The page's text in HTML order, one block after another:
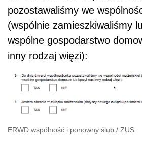
pozostawaliśmy we
(wspólnie zamieszkiwaliśmy
wspólne gospodarstwo
inny rodzaj więzi):
ERWD wspólność i ponowny ślub / ZUS